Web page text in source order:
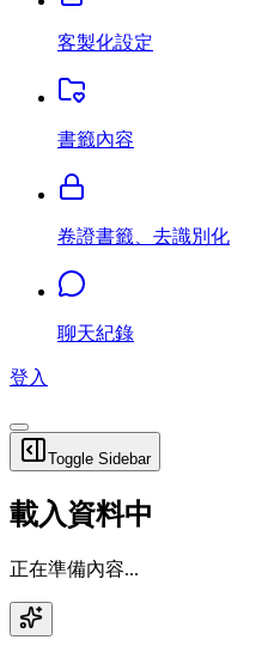
客製化設定
書籤內容
卷證書籤、去識別化
聊天紀錄
登入
Toggle Sidebar
載入資料中
正在準備內容...